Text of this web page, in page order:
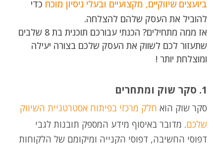
ביועצים שיווקיים, מקצועיים ובעלי ניסיון מוכח כדי
להוביל את העסק שלהם להצלחה.
אז ממה מתחילים? הכנתי עבורכם תוכנית בת 8 שלבים
שתעזור לכם לשווק את העסק שלכם בצורה יעילה
ומוצלחת יותר !
1. סקר שוק ומתחרים
סקר שוק הוא חלק מרכזי בפיתוח אסטרטגיית השיווק
שלכם. מדובר באיסוף מידע המספק תובנות לגבי
דפוסי החשיבה, דפוסי הקנייה ומיקומם של הלקוחות